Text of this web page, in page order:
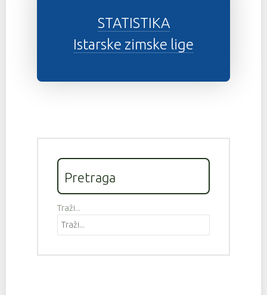
STATISTIKA
Istarske zimske lige
Pretraga
Traži...